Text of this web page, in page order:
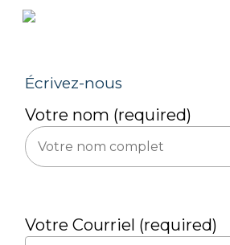
Skip
content
Écrivez-nous
Votre nom (required)
Votre Courriel (required)